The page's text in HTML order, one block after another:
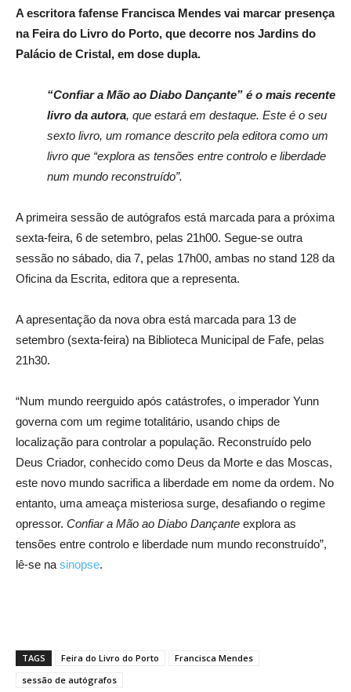
A escritora fafense Francisca Mendes vai marcar presença
na Feira do Livro do Porto, que decorre nos Jardins do
Palácio de Cristal, em dose dupla.
“Confiar a Mão ao Diabo Dançante” é o mais recente
livro da autora, que estará em destaque. Este é o seu
sexto livro, um romance descrito pela editora como um
livro que “explora as tensões entre controlo e liberdade
num mundo reconstruído”.
A primeira sessão de autógrafos está marcada para a próxima
sexta-feira, 6 de setembro, pelas 21h00. Segue-se outra
sessão no sábado, dia 7, pelas 17h00, ambas no stand 128 da
Oficina da Escrita, editora que a representa.
A apresentação da nova obra está marcada para 13 de
setembro (sexta-feira) na Biblioteca Municipal de Fafe, pelas
21h30.
“Num mundo reerguido após catástrofes, o imperador Yunn
governa com um regime totalitário, usando chips de
localização para controlar a população. Reconstruído pelo
Deus Criador, conhecido como Deus da Morte e das Moscas,
este novo mundo sacrifica a liberdade em nome da ordem. No
entanto, uma ameaça misteriosa surge, desafiando o regime
opressor. Confiar a Mão ao Diabo Dançante explora as
tensões entre controlo e liberdade num mundo reconstruído”,
lê-se na sinopse.
TAGS Feira do Livro do Porto
Francisca Mendes
sessão de autógrafos